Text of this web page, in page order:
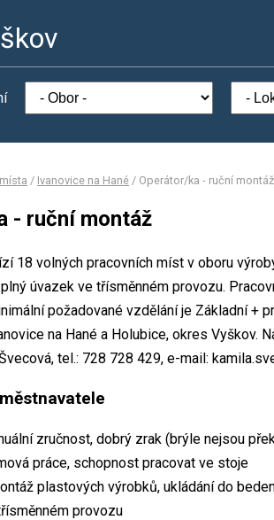
/ Ivanovice na Hané / Operátor/ka - ruční montáž
- ruční montáž
18 volných pracovních míst v oboru
úvazek ve třísměnném provozu.
požadované vzdělání je Základní +
na Hané a Holubice, okres Vyškov.
tel.: 728 728 429, e-mail:
zručnost, dobrý zrak (brýle nejsou
práce, schopnost pracovat ve stoje
plastových výrobků, ukládání do
provozu